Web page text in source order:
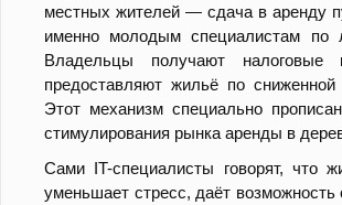
местных жителей — сдача в аренду
именно молодым специалистам по
Владельцы получают налоговые
предоставляют жильё по
Этот механизм специально
стимулирования рынка аренды в
Сами IT-специалисты говорят, что
уменьшает стресс, даёт возможность